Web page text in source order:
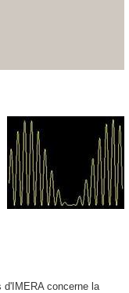
d'IMERA concerne la